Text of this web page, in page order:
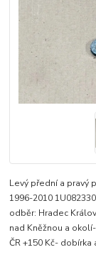
Levý přední a pravý
1996-2010
odběr: Hradec
nad Kněžnou a
ČR +150 Kč- dobírka